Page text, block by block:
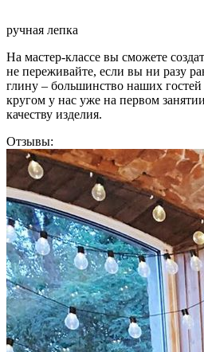
ручная лепка
На мастер-классе вы сможете
не переживайте, если вы ни разу
глину – большинство наших
кругом у нас уже на первом
качеству изделия.
Отзывы: